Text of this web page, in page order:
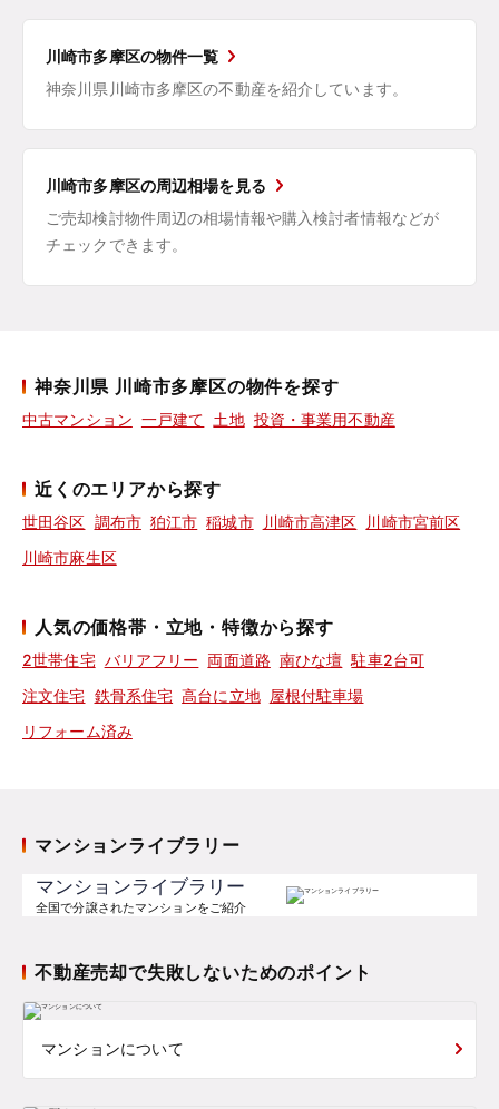
川崎市多摩区の物件一覧
神奈川県川崎市多摩区の不動産を紹介しています。
川崎市多摩区の周辺相場を見る
ご売却検討物件周辺の相場情報や購入検討者情報などが
チェックできます。
神奈川県 川崎市多摩区の物件を探す
中古マンション 一戸建て 土地 投資・事業用不動産
近くのエリアから探す
世田谷区 調布市 狛江市 稲城市 川崎市高津区
川崎市宮前区
川崎市麻生区
人気の価格帯・立地・特徴から探す
2世帯住宅 バリアフリー 両面道路 南ひな壇 駐車2台可
注文住宅 鉄骨系住宅 高台に立地 屋根付駐車場
リフォーム済み
マンションライブラリー
マンションライブラリー
全国で分譲されたマンションをご紹介
不動産売却で失敗しないためのポイント
マンションについて